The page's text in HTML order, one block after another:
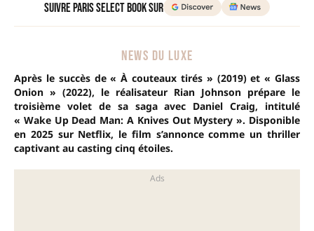
Suivre Paris Select Book sur
NEWS DU LUXE
Après le succès de « À couteaux tirés » (2019) et « Glass
Onion » (2022), le réalisateur Rian Johnson prépare le
troisième volet de sa saga avec Daniel Craig, intitulé
« Wake Up Dead Man: A Knives Out Mystery ». Disponible
en 2025 sur Netflix, le film s’annonce comme un thriller
captivant au casting cinq étoiles.